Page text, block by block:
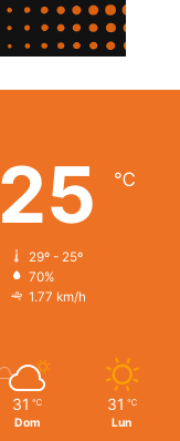
25 ℃
29º - 25º
70%
1.77 km/h
31 ℃
Dom
31 ℃
Lun